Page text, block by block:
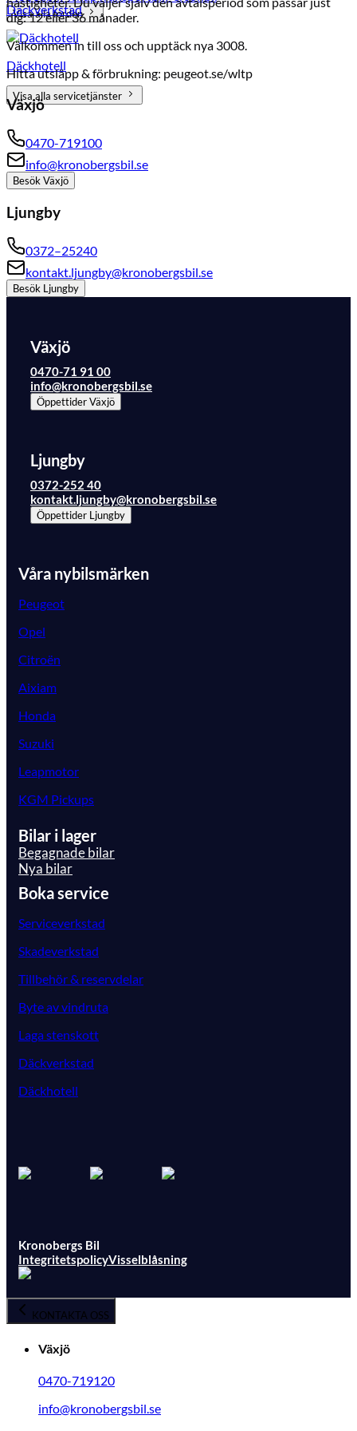
Visa alla fordon
Däckverkstad
Däckhotell
Visa alla servicetjänster
dig: 12 eller 36 månader.
Välkommen in till oss och upptäck nya 3008.
Hitta utsläpp & förbrukning: peugeot.se/wltp
Växjö
0470-719100
info@kronobergsbil.se
BesökVäxjö
Ljungby
0372–25240
kontakt.ljungby@kronobergsbil.se
Besök Ljungby
Växjö
0470-71 91 00
info@kronobergsbil.se
ÖppettiderVäxjö
Ljungby
0372-252 40
kontakt.ljungby@kronobergsbil.se
Öppettider Ljungby
Våra nybilsmärken
Peugeot
Opel
Citroën
Aixiam
Honda
Suzuki
Leapmotor
KGM Pickups
Bilar i lager
Begagnade bilar
Nya bilar
Boka service
Serviceverkstad
Skadeverkstad
Tillbehör & reservdelar
Byte av vindruta
Laga stenskott
Däckverkstad
Däckhotell
Kronobergs Bil
IntegritetspolicyVisselblåsning
KONTAKTA OSS
Växjö
0470-719120
info@kronobergsbil.se